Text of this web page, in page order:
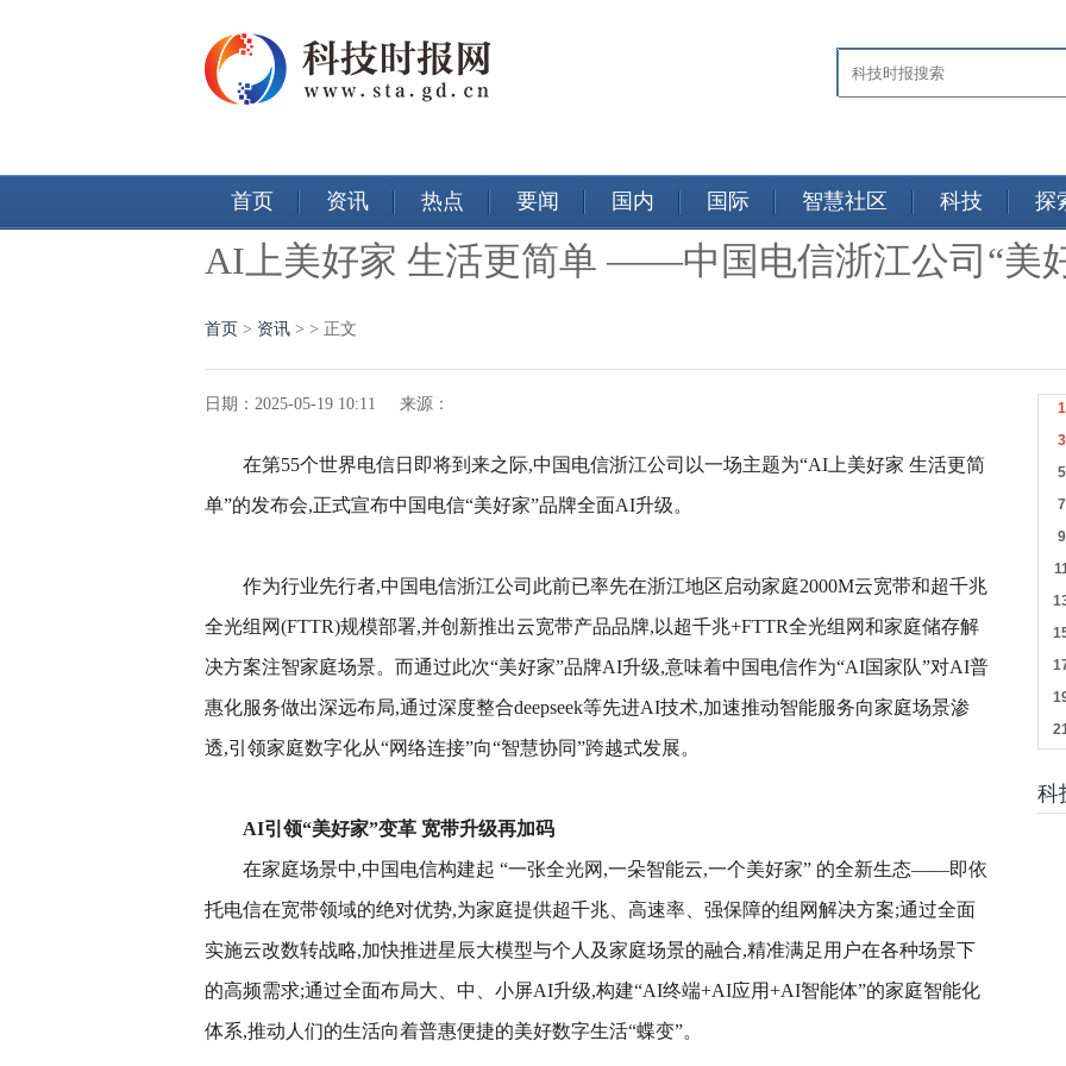
首页 资讯 热点 要闻 国内 国际 智慧社区 科技 探
AI上美好家 生活更简单 ——中国电信浙江公司“美
首页 > 资讯 > > 正文
日期：2025-05-19 10:11 来源：
在第55个世界电信日即将到来之际,中国电信浙江公司以一场主题为“AI上美好家 生活更简
单”的发布会,正式宣布中国电信“美好家”品牌全面AI升级。
作为行业先行者,中国电信浙江公司此前已率先在浙江地区启动家庭2000M云宽带和超千兆
全光组网(FTTR)规模部署,并创新推出云宽带产品品牌,以超千兆+FTTR全光组网和家庭储存解
决方案注智家庭场景。而通过此次“美好家”品牌AI升级,意味着中国电信作为“AI国家队”对AI普
惠化服务做出深远布局,通过深度整合deepseek等先进AI技术,加速推动智能服务向家庭场景渗
透,引领家庭数字化从“网络连接”向“智慧协同”跨越式发展。
AI引领“美好家”变革 宽带升级再加码
在家庭场景中,中国电信构建起 “一张全光网,一朵智能云,一个美好家” 的全新生态——即依
托电信在宽带领域的绝对优势,为家庭提供超千兆、高速率、强保障的组网解决方案;通过全面
实施云改数转战略,加快推进星辰大模型与个人及家庭场景的融合,精准满足用户在各种场景下
的高频需求;通过全面布局大、中、小屏AI升级,构建“AI终端+AI应用+AI智能体”的家庭智能化
体系,推动人们的生活向着普惠便捷的美好数字生活“蝶变”。
科